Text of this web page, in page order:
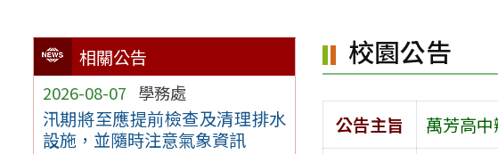
相關公告
2026-08-07 學務處
汛期將至應提前檢查及清理排水
設施，並隨時注意氣象資訊
校園公告
公告主旨
萬芳高